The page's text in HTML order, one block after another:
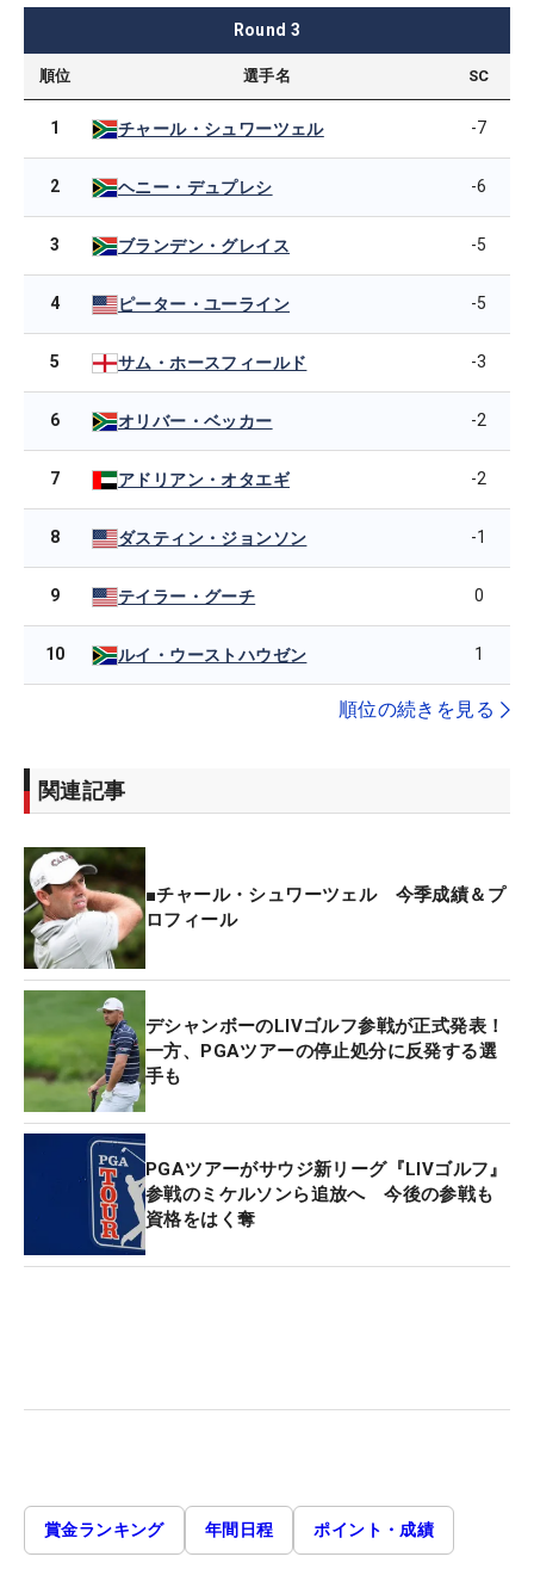
Round 3
順位 選手名 SC
1 チャール・シュワーツェル -7
2 ヘニー・デュプレシ -6
3 ブランデン・グレイス -5
4 ピーター・ユーライン -5
5 サム・ホースフィールド -3
6 オリバー・ベッカー -2
7 アドリアン・オタエギ -2
8 ダスティン・ジョンソン -1
9 テイラー・グーチ 0
10 ルイ・ウーストハウゼン 1
順位の続きを見る
関連記事
■チャール・シュワーツェル 今季成績＆プ
ロフィール
デシャンボーのLIVゴルフ参戦が正式発表！
一方、PGAツアーの停止処分に反発する選
手も
PGAツアーがサウジ新リーグ『LIVゴルフ』
参戦のミケルソンら追放へ 今後の参戦も
資格をはく奪
賞金ランキング 年間日程 ポイント・成績